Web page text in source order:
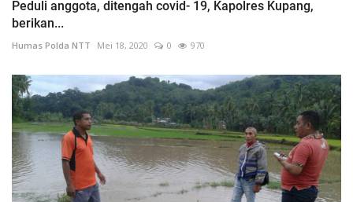
Peduli anggota, ditengah covid- 19, Kapolres Kupang,
berikan...
Humas Polda NTT Mei 18, 2020 0 970